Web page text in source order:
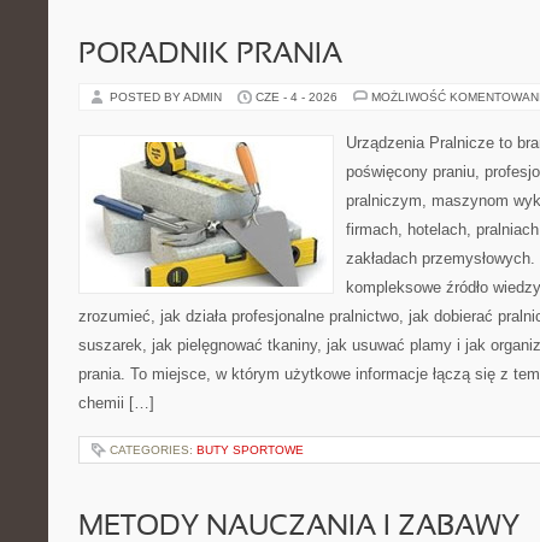
PORADNIK PRANIA
POSTED BY ADMIN CZE - 4 - 2026 MOŻLIWOŚĆ
Urządzenia Pralnicze to
poświęcony praniu,
pralniczym, maszynom
firmach, hotelach,
zakładach
kompleksowe źródło
zrozumieć, jak działa profesjonalne pralnictwo, jak dobierać
suszarek, jak pielęgnować tkaniny, jak usuwać plamy i jak
prania. To miejsce, w którym użytkowe informacje łączą się z
chemii […]
CATEGORIES: BUTY SPORTOWE
METODY NAUCZANIA I ZABAWY